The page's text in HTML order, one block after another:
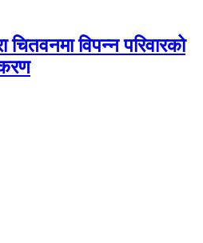
चितवनमा विपन्न परिवारको